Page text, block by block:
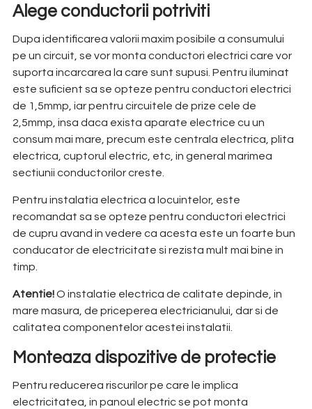
Alege conductorii potriviti
Dupa identificarea valorii maxim posibile a consumului
pe un circuit, se vor monta conductori electrici care vor
suporta incarcarea la care sunt supusi. Pentru iluminat
este suficient sa se opteze pentru conductori electrici
de 1,5mmp, iar pentru circuitele de prize cele de
2,5mmp, insa daca exista aparate electrice cu un
consum mai mare, precum este centrala electrica, plita
electrica, cuptorul electric, etc, in general marimea
sectiunii conductorilor creste.
Pentru instalatia electrica a locuintelor, este
recomandat sa se opteze pentru conductori electrici
de cupru avand in vedere ca acesta este un foarte bun
conducator de electricitate si rezista mult mai bine in
timp.
Atentie!O instalatie electrica de calitate depinde, in
mare masura, de priceperea electricianului, dar si de
calitatea componentelor acestei instalatii.
Monteaza dispozitive de protectie
Pentru reducerea riscurilor pe care le implica
electricitatea, in panoul electric se pot monta